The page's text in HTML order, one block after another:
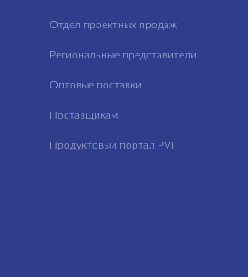
Отдел проектных продаж
Региональные представители
Оптовые поставки
Поставщикам
Продуктовый портал PVI